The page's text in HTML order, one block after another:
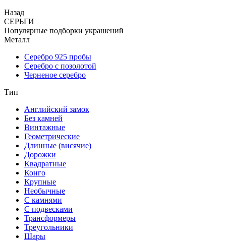
Назад
СЕРЬГИ
Популярные подборки украшений
Металл
Серебро 925 пробы
Серебро с позолотой
Черненое серебро
Тип
Английский замок
Без камней
Винтажные
Геометрические
Длинные (висячие)
Дорожки
Квадратные
Конго
Крупные
Необычные
С камнями
С подвесками
Трансформеры
Треугольники
Шары